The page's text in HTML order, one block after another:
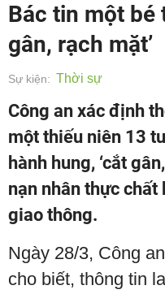
Bác tin một bé
gân, rạch mặt’
Sự kiện: Thời sự
Công an xác định
một thiếu niên 13
hành hung, ‘cắt
nạn nhân thực
giao thông.
Ngày 28/3, Công
cho biết, thông tin